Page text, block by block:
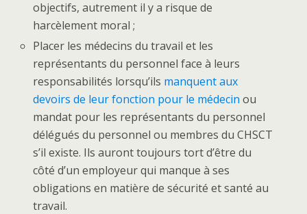
objectifs, autrement il y a risque de
harcèlement moral ;
Placer les médecins du travail et les
représentants du personnel face à leurs
responsabilités lorsqu’ils manquent aux
devoirs de leur fonction pour le médecin ou
mandat pour les représentants du personnel
délégués du personnel ou membres du CHSCT
s’il existe. Ils auront toujours tort d’être du
côté d’un employeur qui manque à ses
obligations en matière de sécurité et santé au
travail.